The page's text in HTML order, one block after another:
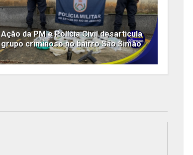
Ação da PM e Polícia Civil desarticula
grupo criminoso no bairro São Simão